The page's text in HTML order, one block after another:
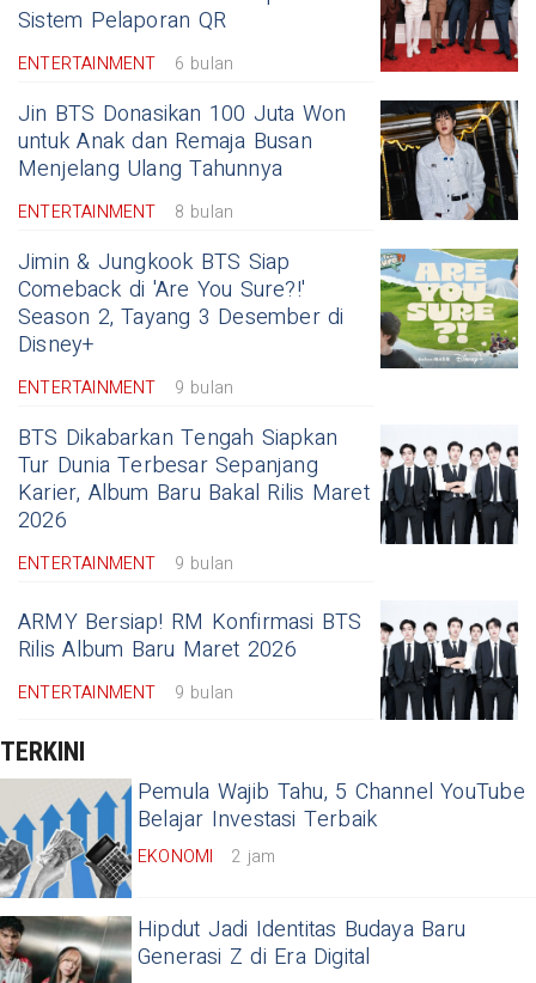
Sistem Pelaporan QR
ENTERTAINMENT 6 bulan
Jin BTS Donasikan 100 Juta Won
untuk Anak dan Remaja Busan
Menjelang Ulang Tahunnya
ENTERTAINMENT 8 bulan
Jimin & Jungkook BTS Siap
Comeback di 'Are You Sure?!'
Season 2, Tayang 3 Desember di
Disney+
ENTERTAINMENT 9 bulan
BTS Dikabarkan Tengah Siapkan
Tur Dunia Terbesar Sepanjang
Karier, Album Baru Bakal Rilis Maret
2026
ENTERTAINMENT 9 bulan
ARMY Bersiap! RM Konfirmasi BTS
Rilis Album Baru Maret 2026
ENTERTAINMENT 9 bulan
TERKINI
Pemula Wajib Tahu, 5 Channel YouTube
Belajar Investasi Terbaik
EKONOMI 2 jam
Hipdut Jadi Identitas Budaya Baru
Generasi Z di Era Digital